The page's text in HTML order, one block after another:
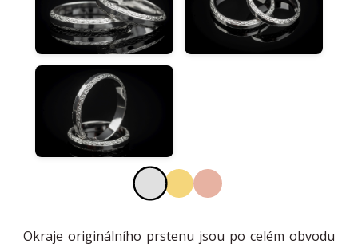
Okraje originálního prstenu jsou po celém obvodu